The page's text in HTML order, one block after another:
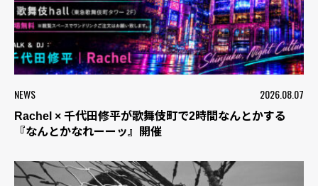
NEWS 2026.08.07
Rachel × 千代田修平が歌舞伎町で2時間なんとかする
『なんとかなれーーッ』開催